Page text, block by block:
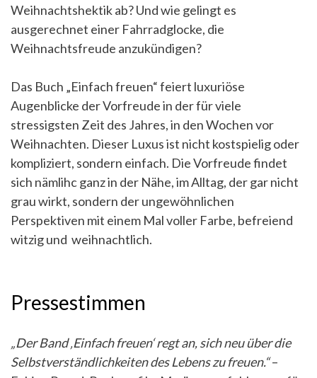
Weihnachtshektik ab? Und wie gelingt es
ausgerechnet einer Fahrradglocke, die
Weihnachtsfreude anzukündigen?
Das Buch „Einfach freuen“ feiert luxuriöse
Augenblicke der Vorfreude in der für viele
stressigsten Zeit des Jahres, in den Wochen vor
Weihnachten. Dieser Luxus ist nicht kostspielig oder
kompliziert, sondern einfach. Die Vorfreude findet
sich nämlihc ganz in der Nähe, im Alltag, der gar nicht
grau wirkt, sondern der ungewöhnlichen
Perspektiven mit einem Mal voller Farbe, befreiend
witzig und weihnachtlich.
Pressestimmen
„Der Band ‚Einfach freuen‘ regt an, sich neu über die
Selbstverständlichkeiten des Lebens zu freuen.“–